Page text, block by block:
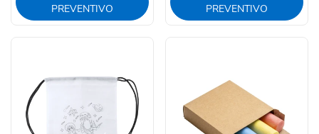
PREVENTIVO
PREVENTIVO